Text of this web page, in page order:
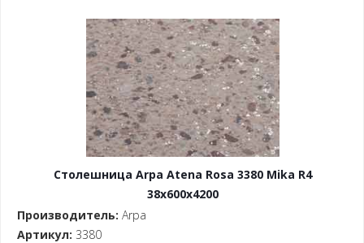
Столешница Arpa Atena Rosa 3380 Mika R4
38x600x4200
Производитель: Arpa
Артикул: 3380